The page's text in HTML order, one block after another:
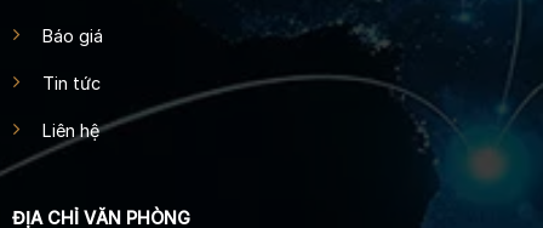
Báo giá
Tin tức
Liên hệ
ĐỊA CHỈ VĂN PHÒNG